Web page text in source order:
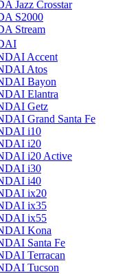
Jazz Crosstar
S2000
Stream
Accent
Atos
Bayon
Elantra
Getz
Grand Santa Fe
i10
i20
i20 Active
i30
i40
ix20
ix35
ix55
Kona
Santa Fe
Terracan
Tucson